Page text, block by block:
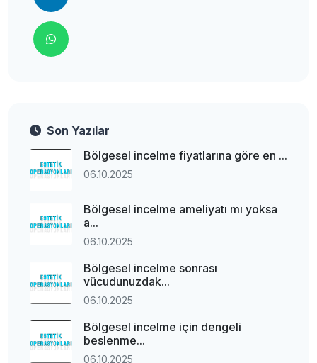
Son Yazılar
Bölgesel incelme fiyatlarına göre en ...
06.10.2025
Bölgesel incelme ameliyatı mı yoksa
a...
06.10.2025
Bölgesel incelme sonrası
vücudunuzdak...
06.10.2025
Bölgesel incelme için dengeli
beslenme...
06.10.2025